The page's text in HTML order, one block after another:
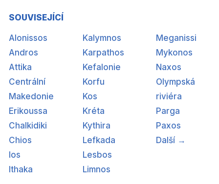
SOUVISEJÍCÍ
Alonissos
Andros
Attika
Centrální
Makedonie
Erikoussa
Chalkidiki
Chios
Ios
Ithaka
Kalymnos
Karpathos
Kefalonie
Korfu
Kos
Kréta
Kythira
Lefkada
Lesbos
Limnos
Meganissi
Mykonos
Naxos
Olympská
riviéra
Parga
Paxos
Další →